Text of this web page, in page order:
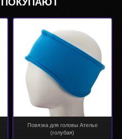
Повязка для головы Ателье
(голубая)